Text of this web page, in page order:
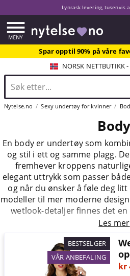
Lynrask levering, tusenvis
Spar opptil 90% på våre
NORSK NETTBUTIKK
Nytelse.no Sexy undertøy for kvinner
Body
En body er undertøy som
og stil i ett og samme plagg.
fremhever kroppens
elegant uttrykk som passer
og når du ønsker å føle deg litt
modeller til mer moderne
wetlook-detaljer finnes det
Les mer
BESTSELGER
VÅR ANBEFALING
kr